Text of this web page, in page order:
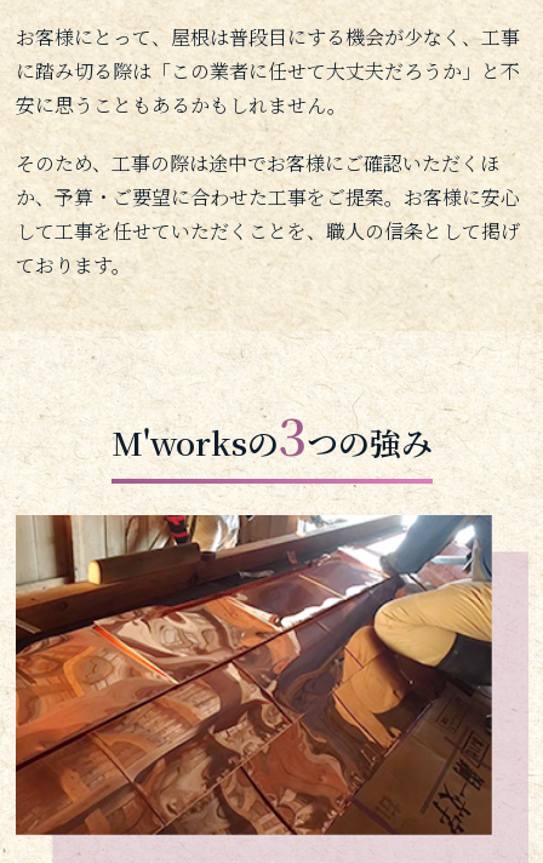
お客様にとって、屋根は普段目にする機会が少なく、工事
に踏み切る際は「この業者に任せて大丈夫だろうか」と不
安に思うこともあるかもしれません。
そのため、工事の際は途中でお客様にご確認いただくほ
か、予算・ご要望に合わせた工事をご提案。お客様に安心
して工事を任せていただくことを、職人の信条として掲げ
ております。
M'worksの3つの強み